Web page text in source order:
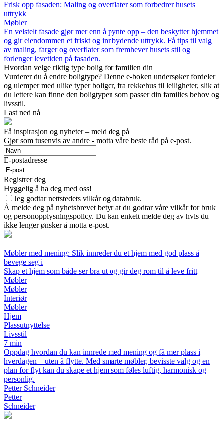
Frisk opp fasaden: Maling og overflater som forbedrer husets
uttrykk
Møbler
En velstelt fasade gjør mer enn å pynte opp – den beskytter hjemmet
og gir eiendommen et friskt og innbydende uttrykk. Få tips til valg
av maling, farger og overflater som fremhever husets stil og
forlenger levetiden på fasaden.
Hvordan velge riktig type bolig for familien din
Vurderer du å endre boligtype? Denne e-boken undersøker fordeler
og ulemper med ulike typer boliger, fra rekkehus til leiligheter, slik at
du lettere kan finne den boligtypen som passer din families behov og
livsstil.
Last ned nå
Få inspirasjon og nyheter – meld deg på
Gjør som tusenvis av andre - motta våre beste råd på e-post.
E-postadresse
Registrer deg
Hyggelig å ha deg med oss!
Jeg godtar nettstedets vilkår og databruk.
Å melde deg på nyhetsbrevet betyr at du godtar våre vilkår for bruk
og personopplysningspolicy. Du kan enkelt melde deg av hvis du
ikke lenger ønsker å motta e-post.
Møbler med mening: Slik innreder du et hjem med god plass å
bevege seg i
Skap et hjem som både ser bra ut og gir deg rom til å leve fritt
Møbler
Møbler
Interiør
Møbler
Hjem
Plassutnyttelse
Livsstil
7 min
Oppdag hvordan du kan innrede med mening og få mer plass i
hverdagen – uten å flytte. Med smarte møbler, bevisste valg og en
plan for flyt kan du skape et hjem som føles luftig, harmonisk og
personlig.
Petter Schneider
Petter
Schneider